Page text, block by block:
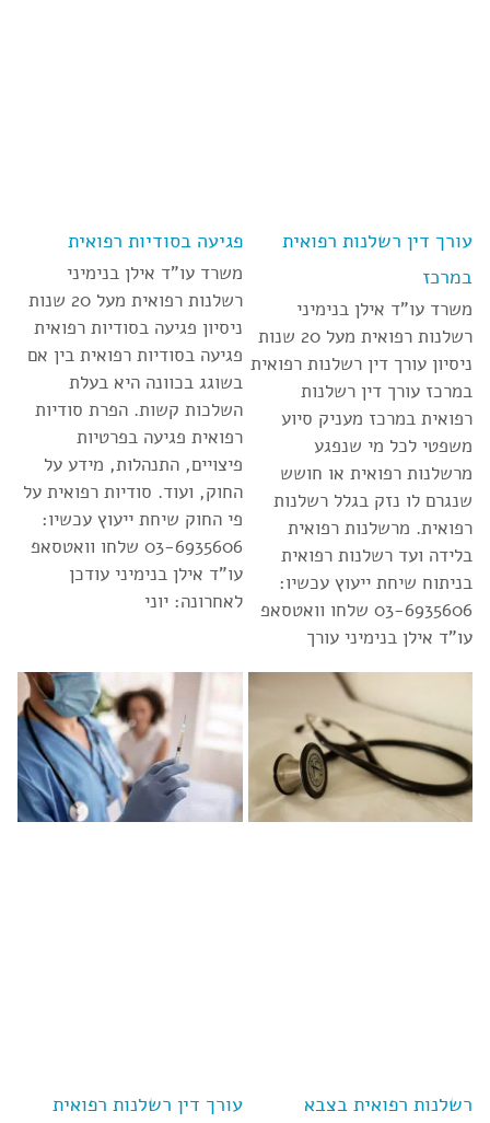
עורך דין רשלנות רפואית
במרכז
משרד עו”ד אילן בנימיני
רשלנות רפואית מעל 20 שנות
ניסיון עורך דין רשלנות רפואית
במרכז עורך דין רשלנות
רפואית במרכז מעניק סיוע
משפטי לכל מי שנפגע
מרשלנות רפואית או חושש
שנגרם לו נזק בגלל רשלנות
רפואית. מרשלנות רפואית
בלידה ועד רשלנות רפואית
בניתוח שיחת ייעוץ עכשיו:
03-6935606 שלחו וואטסאפ
עו”ד אילן בנימיני עורך
פגיעה בסודיות רפואית
משרד עו”ד אילן בנימיני
רשלנות רפואית מעל 20 שנות
ניסיון פגיעה בסודיות רפואית
פגיעה בסודיות רפואית בין אם
בשוגג בכוונה היא בעלת
השלכות קשות. הפרת סודיות
רפואית פגיעה בפרטיות
פיצויים, התנהלות, מידע על
החוק, ועוד. סודיות רפואית על
פי החוק שיחת ייעוץ עכשיו:
03-6935606 שלחו וואטסאפ
עו”ד אילן בנימיני עודכן
לאחרונה: יוני
רשלנות רפואית בצבא
עורך דין רשלנות רפואית